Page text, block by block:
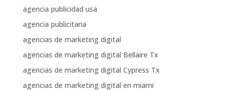
agencia publicidad usa
agencia publicitaria
agencias de marketing digital
agencias de marketing digital Bellaire Tx
agencias de marketing digital Cypress Tx
agencias de marketing digital en miami